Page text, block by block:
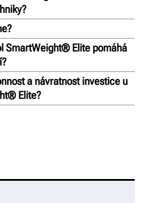
SmartWeight® Elite pomáhá
a návratnost investice u
Elite?